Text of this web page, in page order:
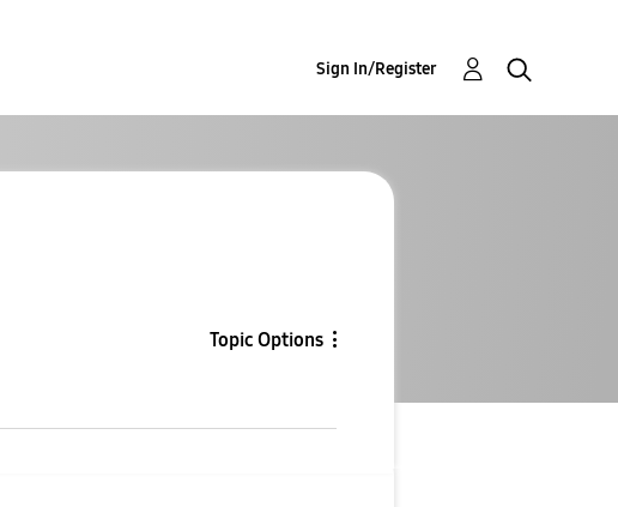
Sign In/Register
Topic Options